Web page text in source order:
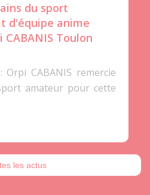
du sport
d'équipe anime
Toulon
CABANIS remercie
amateur pour cette
les actus